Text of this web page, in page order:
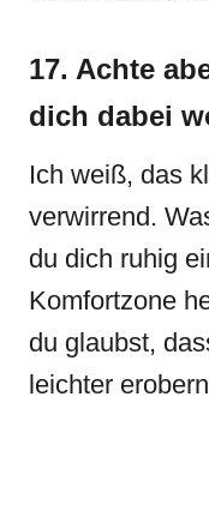
17. Achte
dich dabei
Ich weiß, das
verwirrend.
du dich ruhig
Komfortzone
du glaubst,
leichter